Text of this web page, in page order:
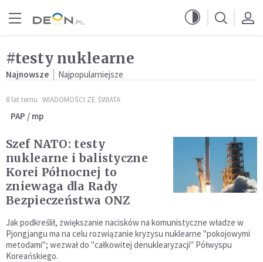
#testy nuklearne
Najnowsze Najpopularniejsze
8 lat temu WIADOMOŚCI ZE ŚWIATA
PAP / mp
Szef NATO: testy
nuklearne i balistyczne
Korei Północnej to
zniewaga dla Rady
Bezpieczeństwa ONZ
Jak podkreślił, zwiększanie nacisków na komunistyczne władze w
Pjongjangu ma na celu rozwiązanie kryzysu nuklearne "pokojowymi
metodami"; wezwał do "całkowitej denuklearyzacji" Półwyspu
Koreańskiego.